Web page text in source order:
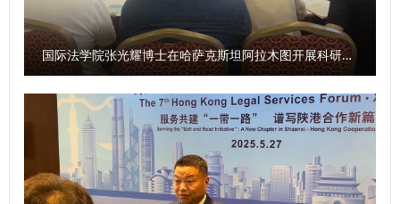
扬照金精神，紧扣立德树人根本任务，聚焦师生所需所盼，坚
持出实招、求实效、创实绩，以“功成不必在我、功成必定有
我”担当，创造经得起历史与师生检验的业绩，持续推动学校
各项事业高质量发展。 （供稿：党委宣传部 撰稿：段蓓蕾 审
核：宋白）
国际法学院张光耀博士在哈萨克斯坦阿拉木图开展科研与社会服务活动